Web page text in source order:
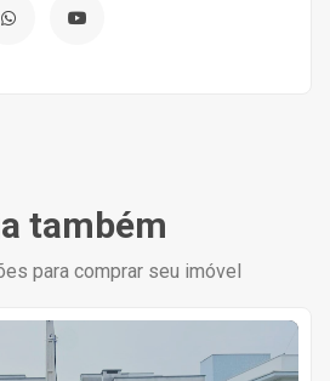
também
para comprar seu imóvel